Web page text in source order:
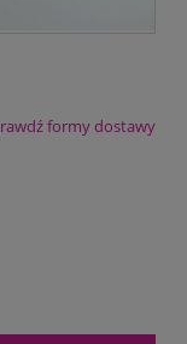
formy dostawy